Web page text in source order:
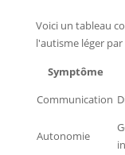
Voici un tableau
l'autisme léger
Symptôme
Communication
Autonomie